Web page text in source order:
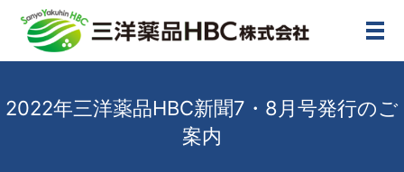
メ
2022年三洋薬品HBC新聞7・8月号発行のご
案内